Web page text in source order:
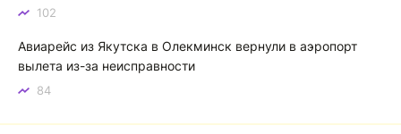
102
Авиарейс из Якутска в Олекминск вернули в аэропорт
вылета из-за неисправности
84